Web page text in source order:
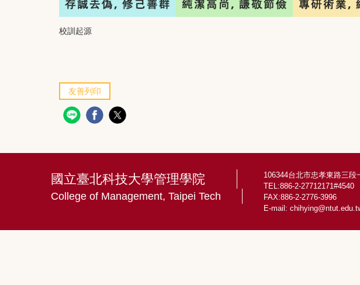
校訓起源
友善列印
國立臺北科技大學管理學院
College of Management, Taipei Tech
106344台北市忠孝東路三段
TEL:886-2-27712171#4540
FAX:886-2-2776-3996
E-mail: